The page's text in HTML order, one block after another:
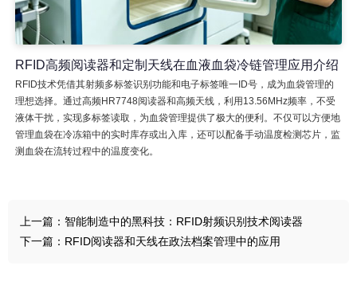
RFID高频阅读器和定制天线在血液血袋冷链管理应用介绍
RFID技术凭借其射频多标签识别功能和电子标签唯一ID号，成为血袋管理的
理想选择。通过高频HR7748阅读器和高频天线，利用13.56MHz频率，不受
液体干扰，实现多标签读取，为血袋管理提供了极大的便利。不仅可以方便地
管理血袋在冷冻箱中的实时库存或出入库，还可以配备手动温度检测芯片，监
测血袋在流转过程中的温度变化。
上一篇： 智能制造中的黑科技：RFID射频识别技术阅读器
下一篇： RFID阅读器和天线在政法档案管理中的应用